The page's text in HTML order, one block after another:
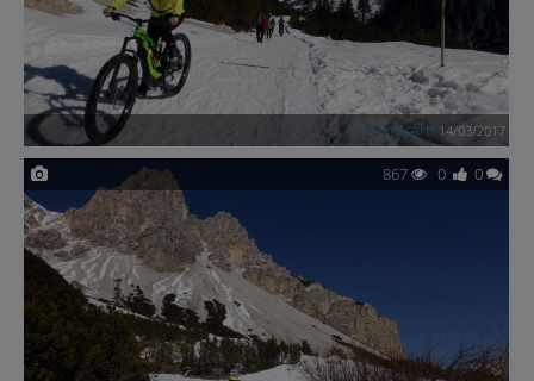
nonnocarb 14/03/2017
867 0 0